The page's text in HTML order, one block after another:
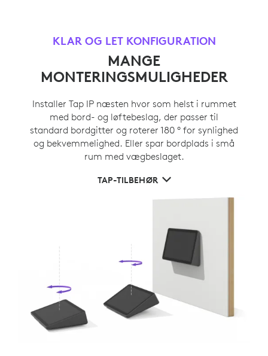
KLAR OG LET KONFIGURATION
MANGE
MONTERINGSMULIGHEDER
Installer Tap IP næsten hvor som helst i rummet
med bord- og løftebeslag, der passer til
standard bordgitter og roterer 180 ° for synlighed
og bekvemmelighed. Eller spar bordplads i små
rum med vægbeslaget.
TAP-TILBEHØR